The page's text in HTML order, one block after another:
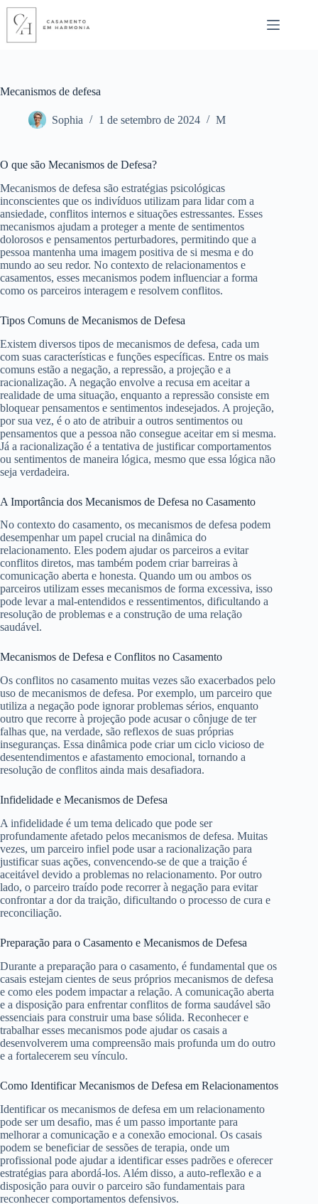
Pular
para
conteúdo
Mecanismos de defesa
Sophia 1 de setembro de 2024 M
O que são Mecanismos de Defesa?
Mecanismos de defesa são estratégias psicológicas
inconscientes que os indivíduos utilizam para lidar com a
ansiedade, conflitos internos e situações estressantes. Esses
mecanismos ajudam a proteger a mente de sentimentos
dolorosos e pensamentos perturbadores, permitindo que a
pessoa mantenha uma imagem positiva de si mesma e do
mundo ao seu redor. No contexto de relacionamentos e
casamentos, esses mecanismos podem influenciar a forma
como os parceiros interagem e resolvem conflitos.
Tipos Comuns de Mecanismos de Defesa
Existem diversos tipos de mecanismos de defesa, cada um
com suas características e funções específicas. Entre os mais
comuns estão a negação, a repressão, a projeção e a
racionalização. A negação envolve a recusa em aceitar a
realidade de uma situação, enquanto a repressão consiste em
bloquear pensamentos e sentimentos indesejados. A projeção,
por sua vez, é o ato de atribuir a outros sentimentos ou
pensamentos que a pessoa não consegue aceitar em si mesma.
Já a racionalização é a tentativa de justificar comportamentos
ou sentimentos de maneira lógica, mesmo que essa lógica não
seja verdadeira.
A Importância dos Mecanismos de Defesa no Casamento
No contexto do casamento, os mecanismos de defesa podem
desempenhar um papel crucial na dinâmica do
relacionamento. Eles podem ajudar os parceiros a evitar
conflitos diretos, mas também podem criar barreiras à
comunicação aberta e honesta. Quando um ou ambos os
parceiros utilizam esses mecanismos de forma excessiva, isso
pode levar a mal-entendidos e ressentimentos, dificultando a
resolução de problemas e a construção de uma relação
saudável.
Mecanismos de Defesa e Conflitos no Casamento
Os conflitos no casamento muitas vezes são exacerbados pelo
uso de mecanismos de defesa. Por exemplo, um parceiro que
utiliza a negação pode ignorar problemas sérios, enquanto
outro que recorre à projeção pode acusar o cônjuge de ter
falhas que, na verdade, são reflexos de suas próprias
inseguranças. Essa dinâmica pode criar um ciclo vicioso de
desentendimentos e afastamento emocional, tornando a
resolução de conflitos ainda mais desafiadora.
Infidelidade e Mecanismos de Defesa
A infidelidade é um tema delicado que pode ser
profundamente afetado pelos mecanismos de defesa. Muitas
vezes, um parceiro infiel pode usar a racionalização para
justificar suas ações, convencendo-se de que a traição é
aceitável devido a problemas no relacionamento. Por outro
lado, o parceiro traído pode recorrer à negação para evitar
confrontar a dor da traição, dificultando o processo de cura e
reconciliação.
Preparação para o Casamento e Mecanismos de Defesa
Durante a preparação para o casamento, é fundamental que os
casais estejam cientes de seus próprios mecanismos de defesa
e como eles podem impactar a relação. A comunicação aberta
e a disposição para enfrentar conflitos de forma saudável são
essenciais para construir uma base sólida. Reconhecer e
trabalhar esses mecanismos pode ajudar os casais a
desenvolverem uma compreensão mais profunda um do outro
e a fortalecerem seu vínculo.
Como Identificar Mecanismos de Defesa em Relacionamentos
Identificar os mecanismos de defesa em um relacionamento
pode ser um desafio, mas é um passo importante para
melhorar a comunicação e a conexão emocional. Os casais
podem se beneficiar de sessões de terapia, onde um
profissional pode ajudar a identificar esses padrões e oferecer
estratégias para abordá-los. Além disso, a auto-reflexão e a
disposição para ouvir o parceiro são fundamentais para
reconhecer comportamentos defensivos.